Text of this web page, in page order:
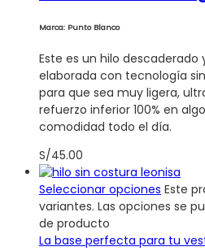
Marca: Punto Blanco
Este es un hilo
elaborada con tecnología
para que sea muy ligera,
refuerzo inferior 100% en
comodidad todo el día.
S/45.00
Seleccionar opciones Este
variantes. Las opciones se
de producto
La base perfecta para tu